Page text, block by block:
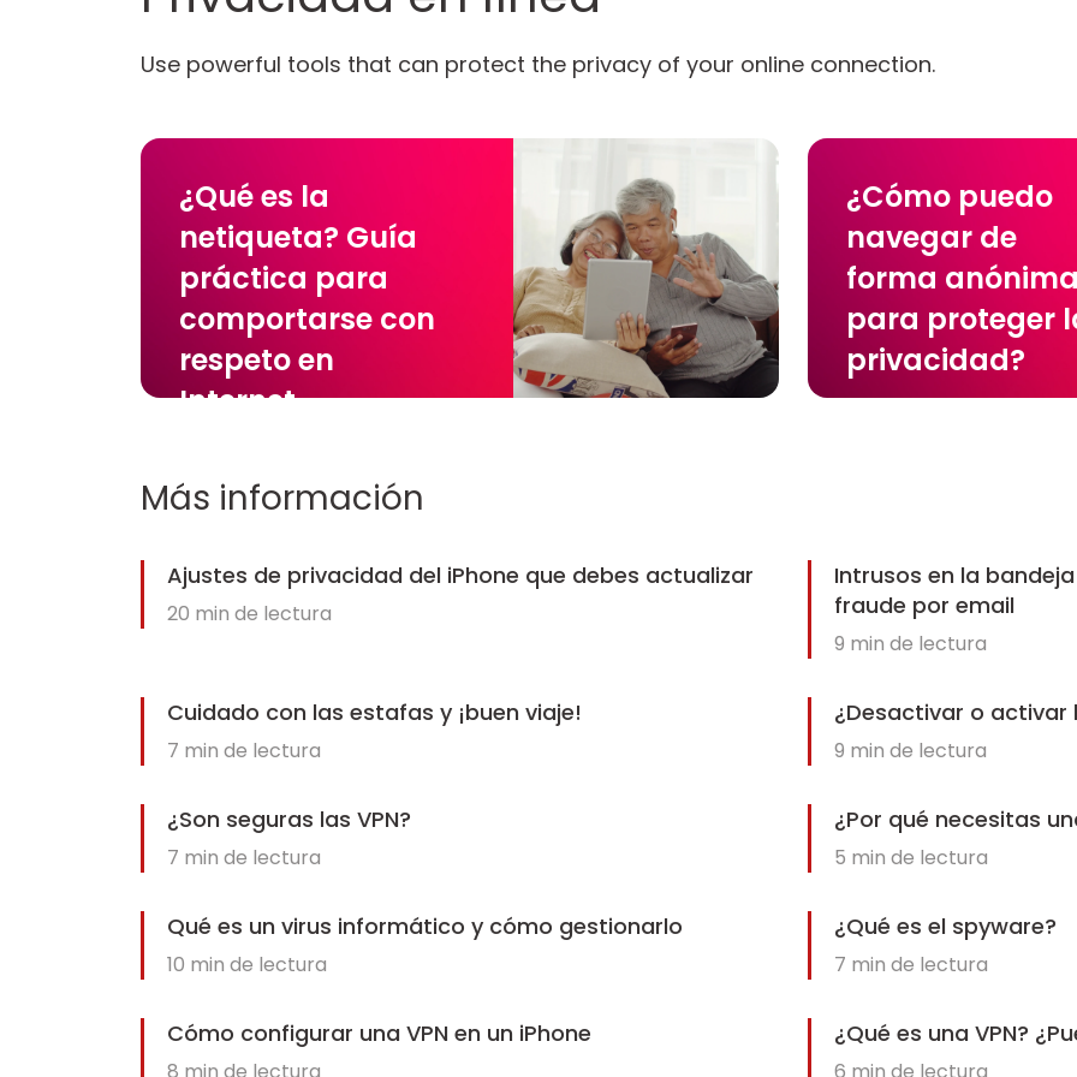
Use powerful tools that can protect the privacy of your online connection.
¿Qué es la
netiqueta? Guía
práctica para
comportarse con
respeto en
Internet
¿Cómo puedo
navegar de
forma
para proteger
privacidad?
Más información
Ajustes de privacidad del iPhone que debes actualizar
20 min de lectura
Intrusos en la
fraude por email
9 min de lectura
Cuidado con las estafas y ¡buen viaje!
7 min de lectura
¿Desactivar o activar
9 min de lectura
¿Son seguras las VPN?
7 min de lectura
¿Por qué necesitas
5 min de lectura
Qué es un virus informático y cómo gestionarlo
10 min de lectura
¿Qué es el spyware?
7 min de lectura
Cómo configurar una VPN en un iPhone ¿Qué es una VPN?